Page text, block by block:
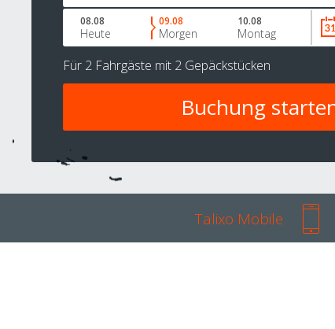
08.08
Heute
09.08
Morgen
10.08
Montag
Für 2 Fahrgäste mit 2 Gepäckstücken
Talixo Mobile